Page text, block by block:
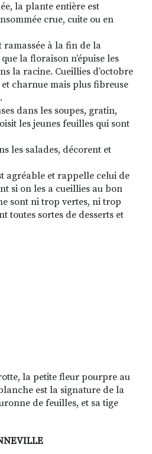
la plante entière est
crue, cuite ou en
ramassée à la fin de la
la floraison n’épuise les
la racine. Cueillies d’octobre
charnue mais plus fibreuse
dans les soupes, gratin,
les jeunes feuilles qui sont
les salades, décorent et
agréable et rappelle celui de
si on les a cueillies au bon
sont ni trop vertes, ni trop
toutes sortes de desserts et